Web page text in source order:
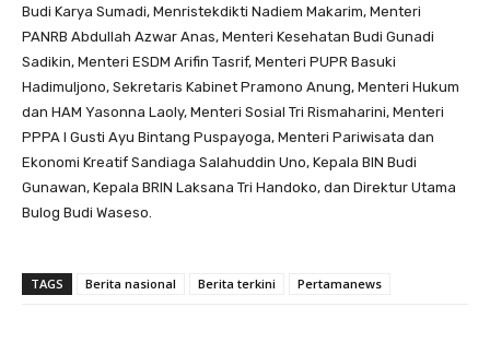
Budi Karya Sumadi, Menristekdikti Nadiem Makarim, Menteri
PANRB Abdullah Azwar Anas, Menteri Kesehatan Budi Gunadi
Sadikin, Menteri ESDM Arifin Tasrif, Menteri PUPR Basuki
Hadimuljono, Sekretaris Kabinet Pramono Anung, Menteri Hukum
dan HAM Yasonna Laoly, Menteri Sosial Tri Rismaharini, Menteri
PPPA I Gusti Ayu Bintang Puspayoga, Menteri Pariwisata dan
Ekonomi Kreatif Sandiaga Salahuddin Uno, Kepala BIN Budi
Gunawan, Kepala BRIN Laksana Tri Handoko, dan Direktur Utama
Bulog Budi Waseso.
TAGS Berita nasional Berita terkini Pertamanews